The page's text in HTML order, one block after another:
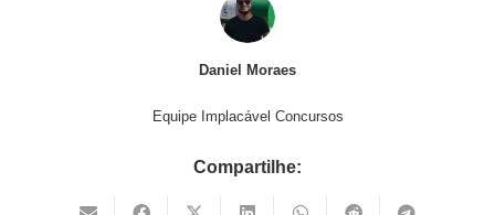
Daniel Moraes
Equipe Implacável Concursos
Compartilhe: